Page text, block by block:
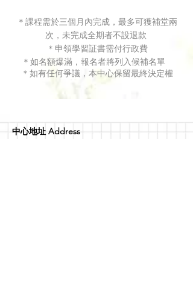
​＊課程需於三個月內完成，最多可獲補堂兩
次，未完成全期者不設退款
＊申領學習証書需付行政費
＊如名額爆滿，報名者將列入候補名單
＊如有任何爭議，本中心保留最終決定權
​中心地址 Address